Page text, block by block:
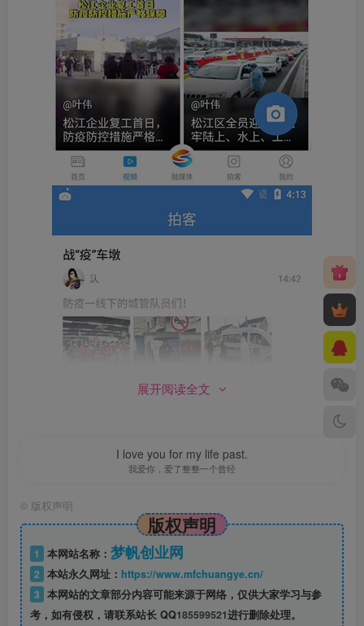
展开阅读全文
I love you for my life past.
我爱你，爱了整整一个曾经
© 版权声明
版权声明
1 本网站名称： 梦帆创业网
2 本站永久网址： https://www.mfchuangye.cn/
3 本网站的文章部分内容可能来源于网络，仅供大家学习与参
考，如有侵权，请联系站长 QQ185599521进行删除处理。